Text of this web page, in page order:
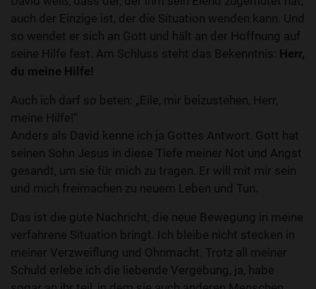
auch der Einzige ist, der die Situation wenden kann. Und
so wendet er sich an Gott und hält an der Hoffnung auf
seine Hilfe fest. Am Schluss steht das Bekenntnis: Herr,
du meine Hilfe!
Auch ich darf so beten: „Eile, mir beizustehen, Herr,
meine Hilfe!“
Anders als David kenne ich ja Gottes Antwort. Gott hat
seinen Sohn Jesus in diese Tiefe meiner Not und Angst
gesandt, um sie für mich zu tragen. Er will mit mir sein
und mich freimachen zu neuem Leben und Tun.
Das ist die gute Nachricht, die neue Bewegung in meine
verfahrene Situation bringt. Ich bleibe nicht stecken in
meiner Verzweiflung und Ohnmacht. Trotz all meiner
Schuld erlebe ich die liebende Vergebung, ja, habe